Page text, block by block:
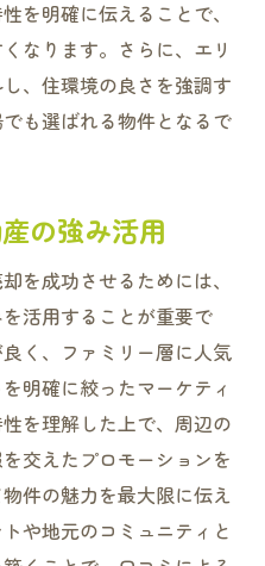
を明確に伝えることで、
なります。さらに、エリ
、住環境の良さを強調す
も選ばれる物件となるで
の強み活用
を成功させるためには、
活用することが重要で
く、ファミリー層に人気
明確に絞ったマーケティ
を理解した上で、周辺の
交えたプロモーションを
件の魅力を最大限に伝え
や地元のコミュニティと